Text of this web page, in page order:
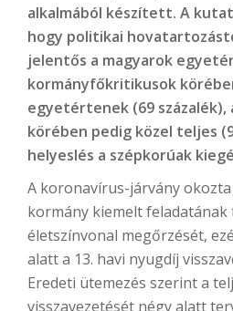
alkalmából készített. A
hogy politikai
jelentős a magyarok
kormányfőkritikusok
egyetértenek (69
körében pedig közel teljes
helyeslés a szépkorúak
A koronavírus-járvány
kormány kiemelt feladatának
életszínvonal megőrzését,
alatt a 13. havi nyugdíj
Eredeti ütemezés szerint a
visszavezetését négy alatt